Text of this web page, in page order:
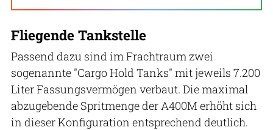
Fliegende Tankstelle
Passend dazu sind im Frachtraum zwei
sogenannte "Cargo Hold Tanks" mit jeweils 7.200
Liter Fassungsvermögen verbaut. Die maximal
abzugebende Spritmenge der A400M erhöht sich
in dieser Konfiguration entsprechend deutlich.